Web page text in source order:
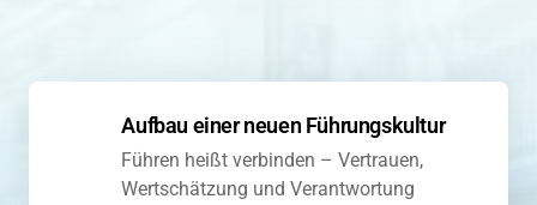
Aufbau einer neuen Führungskultur
Führen heißt verbinden – Vertrauen,
Wertschätzung und Verantwortung